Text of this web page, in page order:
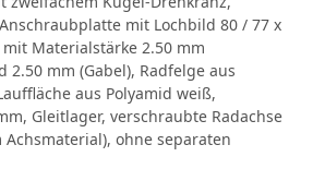
mit Lochbild 80 / 77 x
Materialstärke 2.50 mm
2.50 mm (Gabel), Radfelge aus
aus Polyamid weiß,
Gleitlager, verschraubte Radachse
ohne separaten